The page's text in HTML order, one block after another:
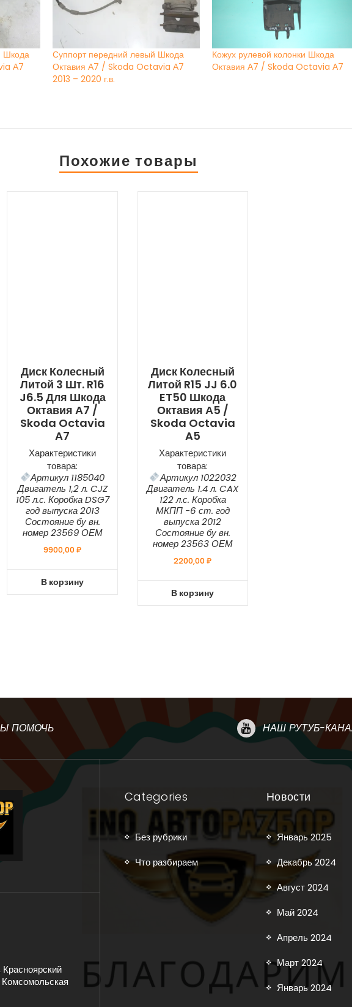
Шкода
А7
Суппорт передний левый Шкода
Октавия А7 / Skoda Octavia А7
2013 – 2020 г.в.
Кожух рулевой колонки Шкода
Октавия А7 / Skoda Octavia А7
Похожие товары
Диск Колесный
Литой 3 Шт. R16
J6.5 Для Шкода
Октавия А7 /
Skoda Octavia
А7
Характеристики
товара:
Артикул 1185040
Двигатель 1,2 л. CJZ
105 л.с. Коробка DSG7
год выпуска 2013
Состояние бу вн.
номер 23569 ОЕМ
9900,00₽
В корзину
Диск Колесный
Литой R15 JJ 6.0
ET50 Шкода
Октавия А5 /
Skoda Octavia
A5
Характеристики
товара:
Артикул 1022032
Двигатель 1.4 л. CAX
122 л.с. Коробка
МКПП -6 ст. год
выпуска 2012
Состояние бу вн.
номер 23563 ОЕМ
2200,00₽
В корзину
ПОМОЧЬ НАШ РУТУБ-
Categories
Без рубрики
Что разбираем
Новости
Январь 2025
Декабрь 2024
Август 2024
Май 2024
Апрель 2024
Март 2024
Январь 2024